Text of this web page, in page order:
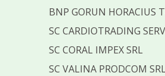
BNP GORUN HORACIUS
SC CARDIOTRADING
SC CORAL IMPEX SRL
SC VALINA PRODCOM